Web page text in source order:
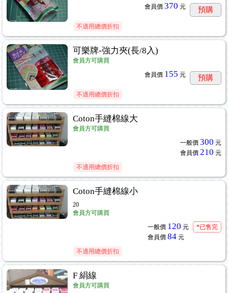
會員價 370 元 預購
不適用總價折扣
可樂牌-強力夾(長/8入)
會員方可購買
會員價 155 元 預購
不適用總價折扣
Coton手縫棉線大
會員方可購買
一般價 300 元
會員價 210 元
不適用總價折扣
Coton手縫棉線小
20
會員方可購買
一般價 120 元
會員價 84 元
*已售完
不適用總價折扣
F 絹線
會員方可購買